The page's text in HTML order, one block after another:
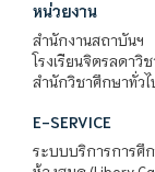
หน่วยงาน
สำนักงานสถาบันฯ
โรงเรียนจิตรลดาวิ
สำนักวิชาศึกษาทั่วไ
E-SERVICE
ระบบบริการการศึก